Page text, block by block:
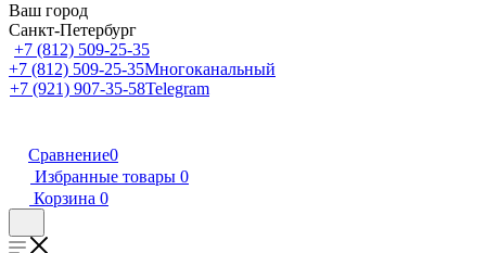
Ваш город
Санкт-Петербург
+7 (812) 509-25-35
+7 (812) 509-25-35Многоканальный
+7 (921) 907-35-58Telegram
Сравнение0
Избранные товары 0
Корзина 0